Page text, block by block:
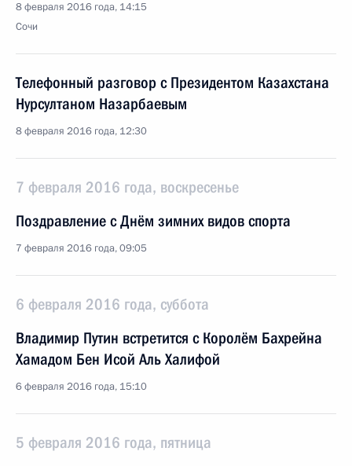
8 февраля 2016 года, 14:15
Сочи
Телефонный разговор с Президентом Казахстана
Нурсултаном Назарбаевым
8 февраля 2016 года, 12:30
7 февраля 2016 года, воскресенье
Поздравление с Днём зимних видов спорта
7 февраля 2016 года, 09:05
6 февраля 2016 года, суббота
Владимир Путин встретится с Королём Бахрейна
Хамадом Бен Исой Аль Халифой
6 февраля 2016 года, 15:10
5 февраля 2016 года, пятница